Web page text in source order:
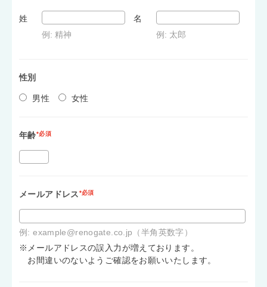
姓
例: 精神
名
例: 太郎
性別
男性 女性
年齢*必須
メールアドレス*必須
例: example@renogate.co.jp（半角英数字）
※メールアドレスの誤入力が増えております。
お間違いのないようご確認をお願いいたします。